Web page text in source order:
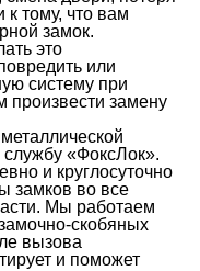
тому, что вам
замок.
это
или
систему при
произвести замену
«ФоксЛок».
и круглосуточно
замков во все
Мы работаем
скобяных
вызова
и поможет